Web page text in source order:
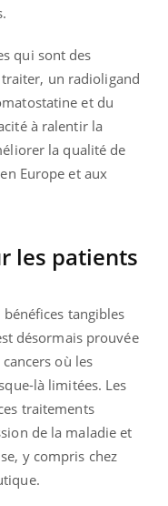
qui sont des
un radioligand
et du
à ralentir la
la qualité de
Europe et aux
les patients
tangibles
désormais prouvée
où les
là limitées. Les
traitements
de la maladie et
y compris chez